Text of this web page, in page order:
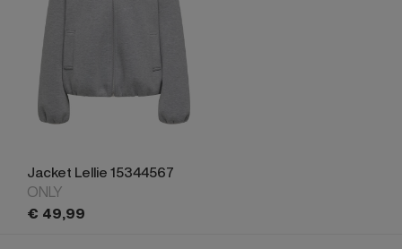
Jacket Lellie 15344567
ONLY
€ 49,99